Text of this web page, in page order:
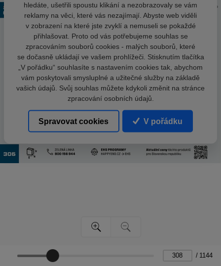
/ 1144
hledáte, ušetřili spoustu klikání a nezobrazovaly se vám
reklamy na věci, které vás nezajímají. Abyste web viděli
v zobrazení na které jste zvyklí a nemuseli se pokaždé
přihlašovat. Proto od vás potřebujeme souhlas se
zpracováním souborů cookies - malých souborů, které
se dočasně ukládají ve vašem prohlížeči. Stisknutím tlačítka
„V pořádku“ souhlasíte s nastavením cookies tak, abychom
vám poskytovali smysluplné a užitečné služby na základě
vašich údajů. Svůj souhlas můžete kdykoli změnit na stránce
zpracování osobních údajů.
Spravovat cookies V pořádku